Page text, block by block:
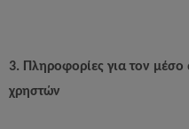
3. Πληροφορίες για τον
χρηστών